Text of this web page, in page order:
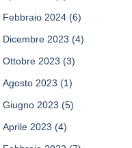
Febbraio 2024 (6)
Dicembre 2023 (4)
Ottobre 2023 (3)
Agosto 2023 (1)
Giugno 2023 (5)
Aprile 2023 (4)